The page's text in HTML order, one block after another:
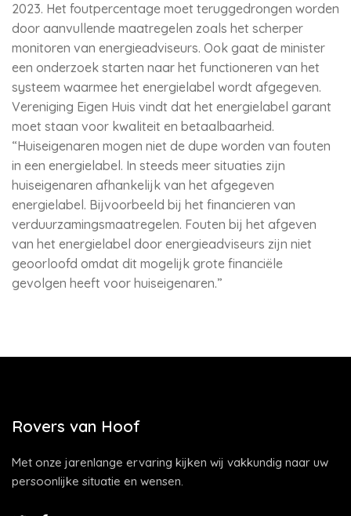
2023. Het foutpercentage moet teruggedrongen worden
door aanvullende maatregelen zoals het scherper
monitoren van energieadviseurs. Ook gaat de minister
een onderzoek starten naar het functioneren van het
systeem waarmee het energielabel wordt afgegeven.
Vereniging Eigen Huis vindt dat het energielabel garant
moet staan voor kwaliteit en betaalbaarheid.
“Huiseigenaren mogen niet de dupe worden van fouten
in een energielabel. In steeds meer situaties zijn
huiseigenaren afhankelijk van het afgegeven
energielabel. Bijvoorbeeld bij het financieren van
verduurzamingsmaatregelen. Fouten bij het afgeven
van het energielabel door energieadviseurs zijn niet
geoorloofd omdat dit mogelijk grote financiële
gevolgen heeft voor huiseigenaren.”
Rovers van Hoof
Met onze jarenlange ervaring kijken wij vakkundig naar uw
persoonlijke situatie en wensen.